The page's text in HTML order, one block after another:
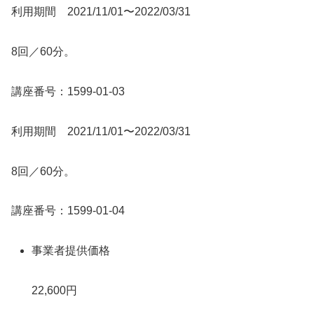
利用期間 2021/11/01〜2022/03/31
8回／60分。
講座番号：1599-01-03
利用期間 2021/11/01〜2022/03/31
8回／60分。
講座番号：1599-01-04
事業者提供価格
22,600円